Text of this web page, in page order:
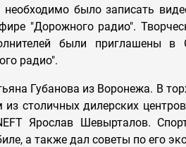
было записать
"Дорожного радио".
были приглашены в
радио".
Губанова из Воронежа. В
столичных дилерских
Ярослав Шевырталов.
а также дал советы по его